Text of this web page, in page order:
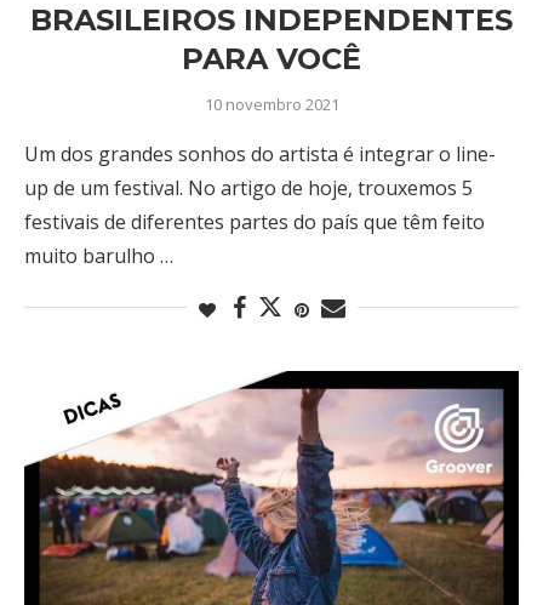
BRASILEIROS INDEPENDENTES
PARA VOCÊ
10 novembro 2021
Um dos grandes sonhos do artista é integrar o line-
up de um festival. No artigo de hoje, trouxemos 5
festivais de diferentes partes do país que têm feito
muito barulho …